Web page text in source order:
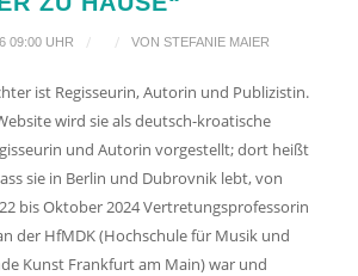
09:00 UHR / / VON STEFANIE MAIER
ist Regisseurin, Autorin und Publizistin.
wird sie als deutsch-kroatische
und Autorin vorgestellt; dort heißt
sie in Berlin und Dubrovnik lebt, von
bis Oktober 2024 Vertretungsprofessorin
der HfMDK (Hochschule für Musik und
Kunst Frankfurt am Main) war und